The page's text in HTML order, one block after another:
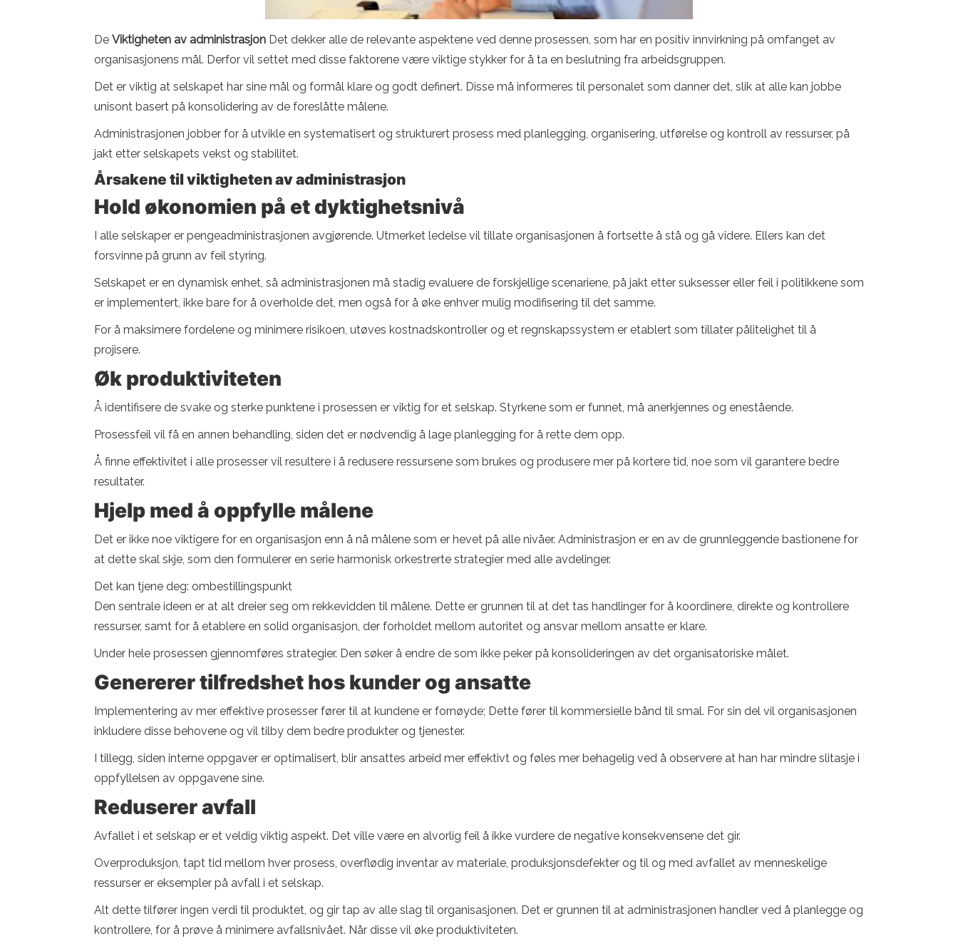
De Viktigheten av administrasjon Det dekker alle de relevante aspektene ved denne prosessen, som har en positiv innvirkning på omfanget av
organisasjonens mål. Derfor vil settet med disse faktorene være viktige stykker for å ta en beslutning fra arbeidsgruppen.
Det er viktig at selskapet har sine mål og formål klare og godt definert. Disse må informeres til personalet som danner det, slik at alle kan jobbe
unisont basert på konsolidering av de foreslåtte målene.
Administrasjonen jobber for å utvikle en systematisert og strukturert prosess med planlegging, organisering, utførelse og kontroll av ressurser, på
jakt etter selskapets vekst og stabilitet.
Årsakene til viktigheten av administrasjon
Hold økonomien på et dyktighetsnivå
I alle selskaper er pengeadministrasjonen avgjørende. Utmerket ledelse vil tillate organisasjonen å fortsette å stå og gå videre. Ellers kan det
forsvinne på grunn av feil styring.
Selskapet er en dynamisk enhet, så administrasjonen må stadig evaluere de forskjellige scenariene, på jakt etter suksesser eller feil i politikkene som
er implementert, ikke bare for å overholde det, men også for å øke enhver mulig modifisering til det samme.
For å maksimere fordelene og minimere risikoen, utøves kostnadskontroller og et regnskapssystem er etablert som tillater pålitelighet til å
projisere.
Øk produktiviteten
Å identifisere de svake og sterke punktene i prosessen er viktig for et selskap. Styrkene som er funnet, må anerkjennes og enestående.
Prosessfeil vil få en annen behandling, siden det er nødvendig å lage planlegging for å rette dem opp.
Å finne effektivitet i alle prosesser vil resultere i å redusere ressursene som brukes og produsere mer på kortere tid, noe som vil garantere bedre
resultater.
Hjelp med å oppfylle målene
Det er ikke noe viktigere for en organisasjon enn å nå målene som er hevet på alle nivåer. Administrasjon er en av de grunnleggende bastionene for
at dette skal skje, som den formulerer en serie harmonisk orkestrerte strategier med alle avdelinger.
Det kan tjene deg: ombestillingspunkt
Den sentrale ideen er at alt dreier seg om rekkevidden til målene. Dette er grunnen til at det tas handlinger for å koordinere, direkte og kontrollere
ressurser, samt for å etablere en solid organisasjon, der forholdet mellom autoritet og ansvar mellom ansatte er klare.
Under hele prosessen gjennomføres strategier. Den søker å endre de som ikke peker på konsolideringen av det organisatoriske målet.
Genererer tilfredshet hos kunder og ansatte
Implementering av mer effektive prosesser fører til at kundene er fornøyde; Dette fører til kommersielle bånd til smal. For sin del vil organisasjonen
inkludere disse behovene og vil tilby dem bedre produkter og tjenester.
I tillegg, siden interne oppgaver er optimalisert, blir ansattes arbeid mer effektivt og føles mer behagelig ved å observere at han har mindre slitasje i
oppfyllelsen av oppgavene sine.
Reduserer avfall
Avfallet i et selskap er et veldig viktig aspekt. Det ville være en alvorlig feil å ikke vurdere de negative konsekvensene det gir.
Overproduksjon, tapt tid mellom hver prosess, overflødig inventar av materiale, produksjonsdefekter og til og med avfallet av menneskelige
ressurser er eksempler på avfall i et selskap.
Alt dette tilfører ingen verdi til produktet, og gir tap av alle slag til organisasjonen. Det er grunnen til at administrasjonen handler ved å planlegge og
kontrollere, for å prøve å minimere avfallsnivået. Når disse vil øke produktiviteten.